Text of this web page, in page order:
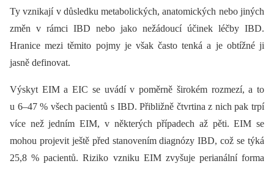
Ty vznikají v důsledku metabolických, anatomických nebo jiných
změn v rámci IBD nebo jako nežádoucí účinek léčby IBD.
Hranice mezi těmito pojmy je však často tenká a je obtížné ji
jasně definovat.
Výskyt EIM a EIC se uvádí v poměrně širokém rozmezí, a to
u 6–47 % všech pacientů s IBD. Přibližně čtvrtina z nich pak trpí
více než jedním EIM, v ně­kte­rých případech až pěti. EIM se
mohou projevit ještě před stanovením dia­gnózy IBD, což se týká
25,8 % pacientů. Riziko vzniku EIM zvyšuje perianální forma